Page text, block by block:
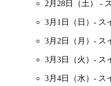
2月28日（土） -
3月1日（日）- ス
3月2日（月）- ス
3月3日（火）- ス
3月4日（水）- ス